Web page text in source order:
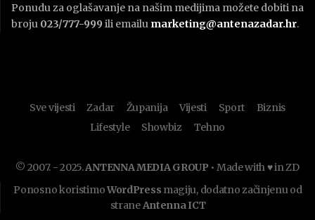
Ponudu za oglašavanje na našim medijima možete dobiti na
broju 023/777-999 ili emailu marketing@antenazadar.hr.
Sve vijesti Zadar Županija Vijesti Sport
Biznis
Lifestyle
Showbiz Tehno
© 2007. - 2025.ANTENNA MEDIA GROUP • Made with ♥ in ZD
Ponosno koristimoWordPress magiju, dodatno začinjenu od
straneAntenna ICT